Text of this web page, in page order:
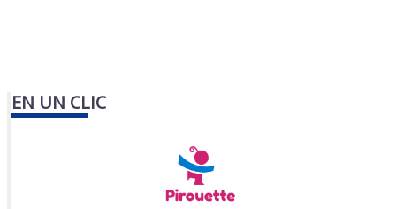
EN UN CLIC